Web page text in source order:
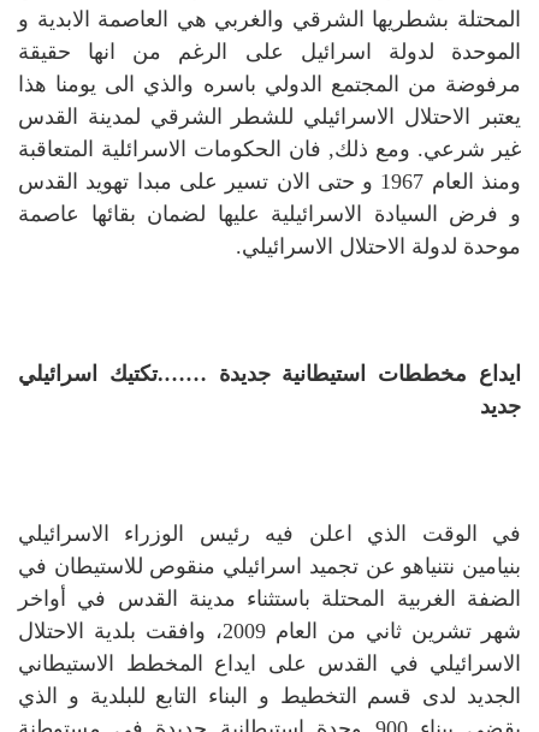
المحتلة بشطريها الشرقي والغربي هي العاصمة الابدية و
الموحدة لدولة اسرائيل على الرغم من انها حقيقة
مرفوضة من المجتمع الدولي باسره والذي الى يومنا هذا
يعتبر الاحتلال الاسرائيلي للشطر الشرقي لمدينة القدس
غير شرعي. ومع ذلك, فان الحكومات الاسرائلية المتعاقبة
ومنذ العام 1967 و حتى الان تسير على مبدا تهويد القدس
و فرض السيادة الاسرائيلية عليها لضمان بقائها عاصمة
موحدة لدولة الاحتلال الاسرائيلي.
ايداع مخططات استيطانية جديدة …….تكتيك اسرائيلي
جديد
في الوقت الذي اعلن فيه رئيس الوزراء الاسرائيلي
بنيامين نتنياهو عن تجميد اسرائيلي منقوص للاستيطان في
الضفة الغربية المحتلة باستثناء مدينة القدس في أواخر
شهر تشرين ثاني من العام 2009، وافقت بلدية الاحتلال
الاسرائيلي في القدس على ايداع المخطط الاستيطاني
الجديد لدى قسم التخطيط و البناء التابع للبلدية و الذي